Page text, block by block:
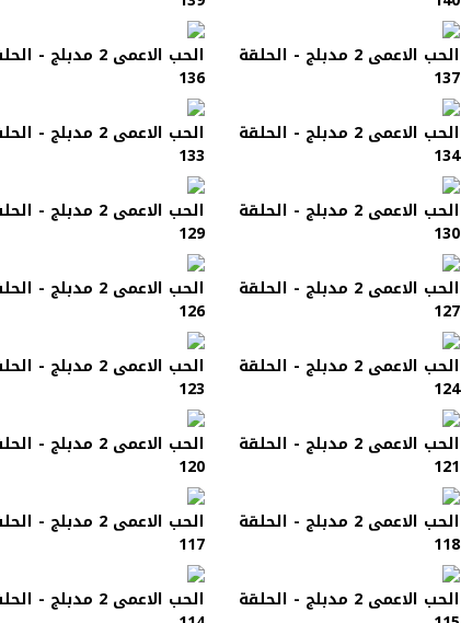
الحب الاعمى 2 مدبلج - الحلقة
137
الحب الاعمى 2 مدبلج -
136
الحب الاعمى 2 مدبلج - الحلقة
134
الحب الاعمى 2 مدبلج -
133
الحب الاعمى 2 مدبلج - الحلقة
130
الحب الاعمى 2 مدبلج -
129
الحب الاعمى 2 مدبلج - الحلقة
127
الحب الاعمى 2 مدبلج -
126
الحب الاعمى 2 مدبلج - الحلقة
124
الحب الاعمى 2 مدبلج -
123
الحب الاعمى 2 مدبلج - الحلقة
121
الحب الاعمى 2 مدبلج -
120
الحب الاعمى 2 مدبلج - الحلقة
118
الحب الاعمى 2 مدبلج -
117
الحب الاعمى 2 مدبلج - الحلقة الحب الاعمى 2 مدبلج -